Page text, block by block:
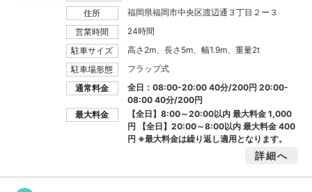
住所
福岡県福岡市中央区渡辺通３丁目２ー３
営業時間
24時間
駐車サイズ
高さ2m、長さ5m、幅1.9m、重量2t
駐車場形態
フラップ式
通常料金
全日：08:00-20:00 40分/200円 20:00-
08:00 40分/200円
最大料金
【全日】8:00～20:00以内 最大料金1,000
円
【全日】20:00～8:00以内 最大料金400
円 ※最大料金は繰り返し適用となります。
詳細へ